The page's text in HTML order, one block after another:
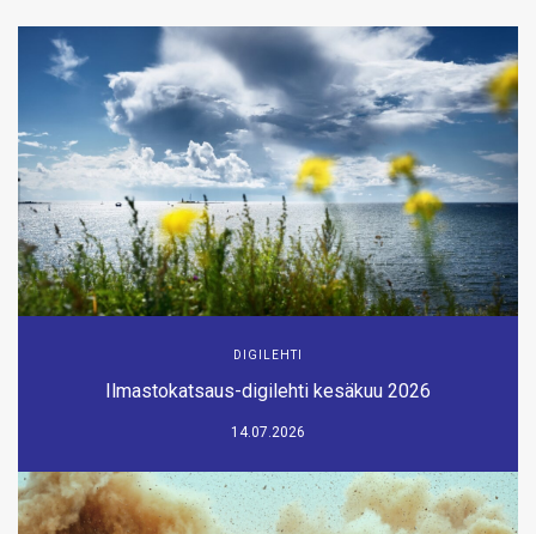
DIGILEHTI
Ilmastokatsaus-digilehti kesäkuu 2026
14.07.2026